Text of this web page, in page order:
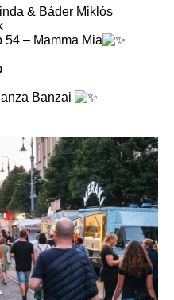
& Báder Miklós
– Mamma Mia
Banzai